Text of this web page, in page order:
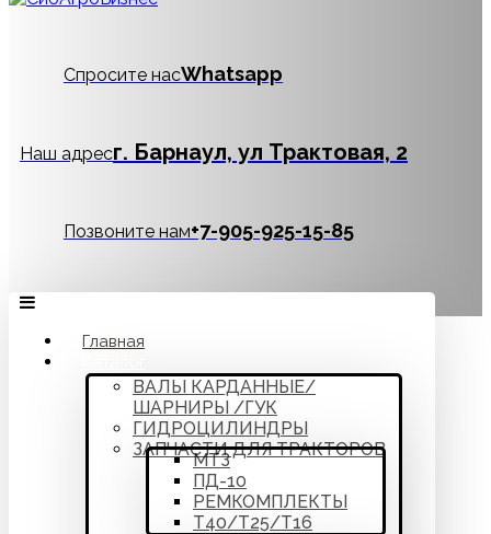
Спросите насWhatsapp
Наш адресг. Барнаул, ул Трактовая, 2
Позвоните нам‪+7-905-925-15-85
Главная
ВАЛЫ КАРДАННЫЕ/
ШАРНИРЫ /ГУК
ГИДРОЦИЛИНДРЫ
ЗАПЧАСТИ ДЛЯ ТРАКТОРОВ
МТЗ
ПД-10
РЕМКОМПЛЕКТЫ
Т40/Т25/Т16